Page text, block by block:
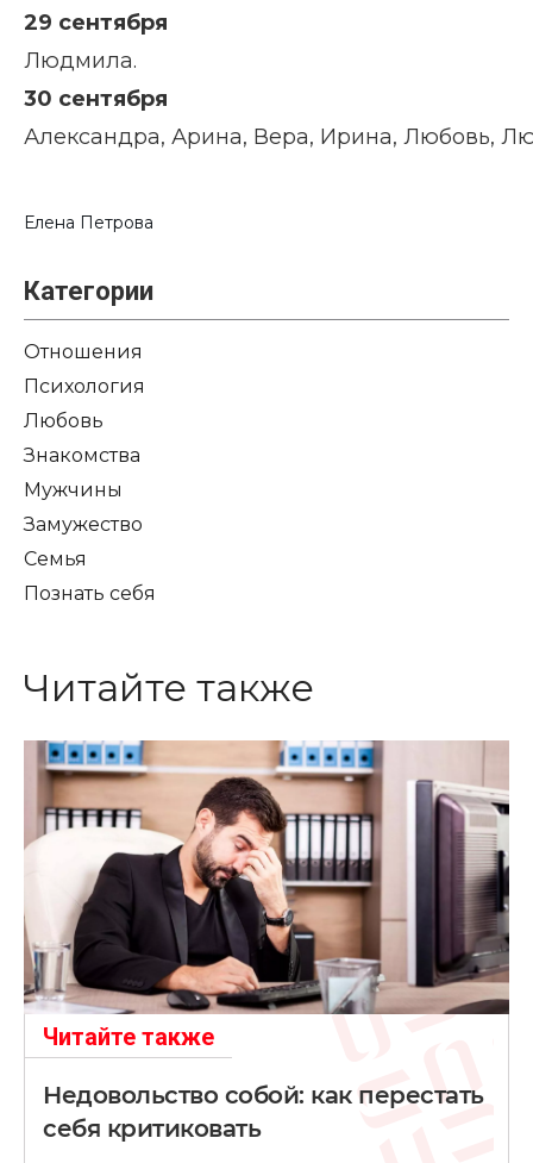
29 сентября
Людмила.
30 сентября
Александра, Арина, Вера, Ирина, Любовь,
Елена Петрова
Категории
Отношения
Психология
Любовь
Знакомства
Мужчины
Замужество
Семья
Познать себя
Читайте также
Читайте также
Недовольство собой: как перестать
себя критиковать